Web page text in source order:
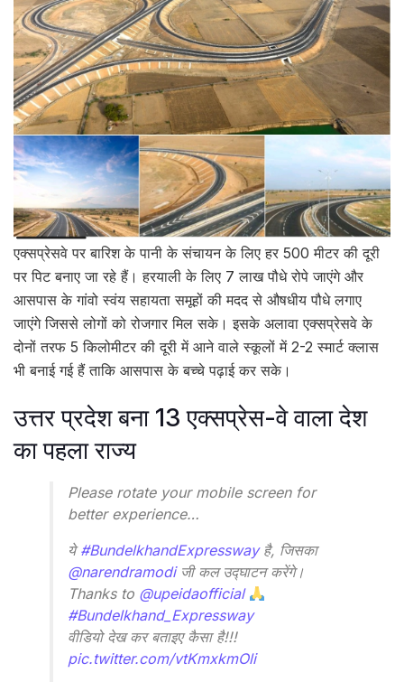
एक्सप्रेसवे पर बारिश के पानी के संचायन के लिए हर 500 मीटर की दूरी
पर पिट बनाए जा रहे हैं। हरयाली के लिए 7 लाख पौधे रोपे जाएंगे और
आसपास के गांवो स्वंय सहायता समूहों की मदद से औषधीय पौधे लगाए
जाएंगे जिससे लोगों को रोजगार मिल सके। इसके अलावा एक्सप्रेसवे के
दोनों तरफ 5 किलोमीटर की दूरी में आने वाले स्कूलों में 2-2 स्मार्ट क्लास
भी बनाई गई हैं ताकि आसपास के बच्चे पढ़ाई कर सके।
उत्तर प्रदेश बना 13 एक्सप्रेस-वे वाला देश
का पहला राज्य
Please rotate your mobile screen for
better experience…
ये#BundelkhandExpresswayहै, जिसका
@narendramodiजी कल उद्घाटन करेंगे।
Thanks to @upeidaofficial
#Bundelkhand_Expressway
वीडियो देख कर बताइए कैसा है!!!
pic.twitter.com/vtKmxkmOli